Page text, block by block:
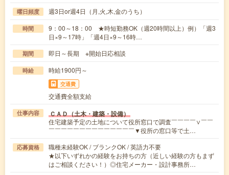
曜日頻度 週3日or週4日（月,火,木,金のうち）
時間
9：00～18：00 ★時短勤務OK（週20時間以上）例）「週3
日×9～17時」「週4日×9～16時…
期間 即日～長期 ※開始日応相談
時給 時給1900円～
交通費
交通費全額支給
仕事内容 ＣＡＤ（土木・建築・設備）
住宅建築予定の土地について役所窓口で調査￣￣￣￣∨￣￣
￣￣￣￣￣￣￣￣￣￣￣￣￣￣▼役所の窓口等で土…
応募資格
職種未経験OK / ブランクOK / 英語力不要
★以下いずれかの経験をお持ちの方（近しい経験の方もまず
はご相談ください！）◎住宅メーカー・設計事務所…